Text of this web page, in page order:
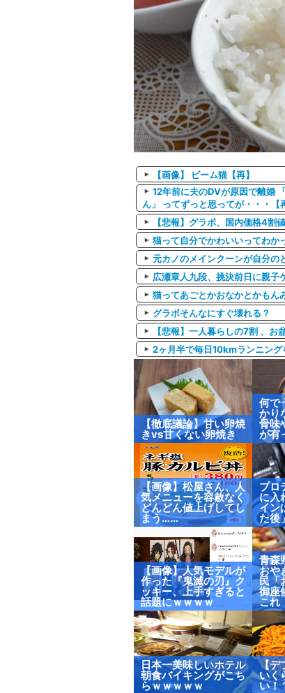
【画像】 ビーム猫【再】
12年前に夫のDVが原因で離婚
ん」 ってずっと思ってが・・・【
【悲報】グラボ、国内価格4割
猫って自分でかわいいってわか
元カノのメインクーンが自分の
広瀬章人九段、挑決前日に親
猫ってあごとかおなかとかもん
グラボそんなにすぐ壊れる？
【悲報】一人暮らしの7割 、お
2ヶ月半で毎日10kmランニング
【徹底議論】甘い卵焼
きvs甘くない卵焼き
何で
かり
骨味
が有
【画像】松屋さん、人
気メニューを容赦なく
どんどん値上げしてし
まう……
プロ
に入
イン
た後
【画像】人気モデルが
作った『鬼滅の刃』ク
ッキー、上手すぎると
話題にｗｗｗｗ
青森
おや
民「
御座
これ
日本一美味しいホテル
朝食バイキングがこち
らｗｗｗｗｗ
【デ
いく
い！